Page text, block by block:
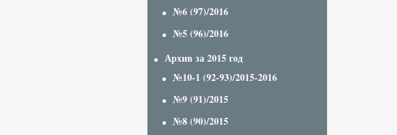
№6 (97)/2016
№5 (96)/2016
Архив за 2015 год
№10-1 (92-93)/2015-2016
№9 (91)/2015
№8 (90)/2015